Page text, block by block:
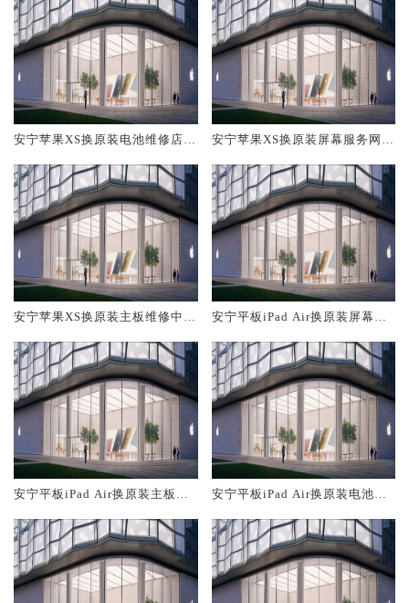
安宁苹果XS换原装电池维修店大
安宁苹果XS换原装屏幕服务网点
安宁苹果XS换原装主板维修中心
安宁平板iPad Air换原装屏幕服
安宁平板iPad Air换原装主板维
安宁平板iPad Air换原装电池维